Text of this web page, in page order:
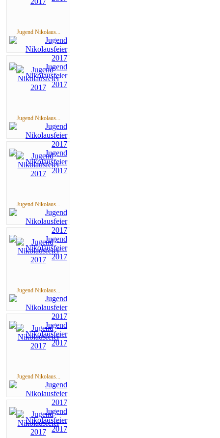
Jugend Nikolaus...
Jugend Nikolaus...
Jugend Nikolaus...
Jugend Nikolaus...
Jugend Nikolaus...